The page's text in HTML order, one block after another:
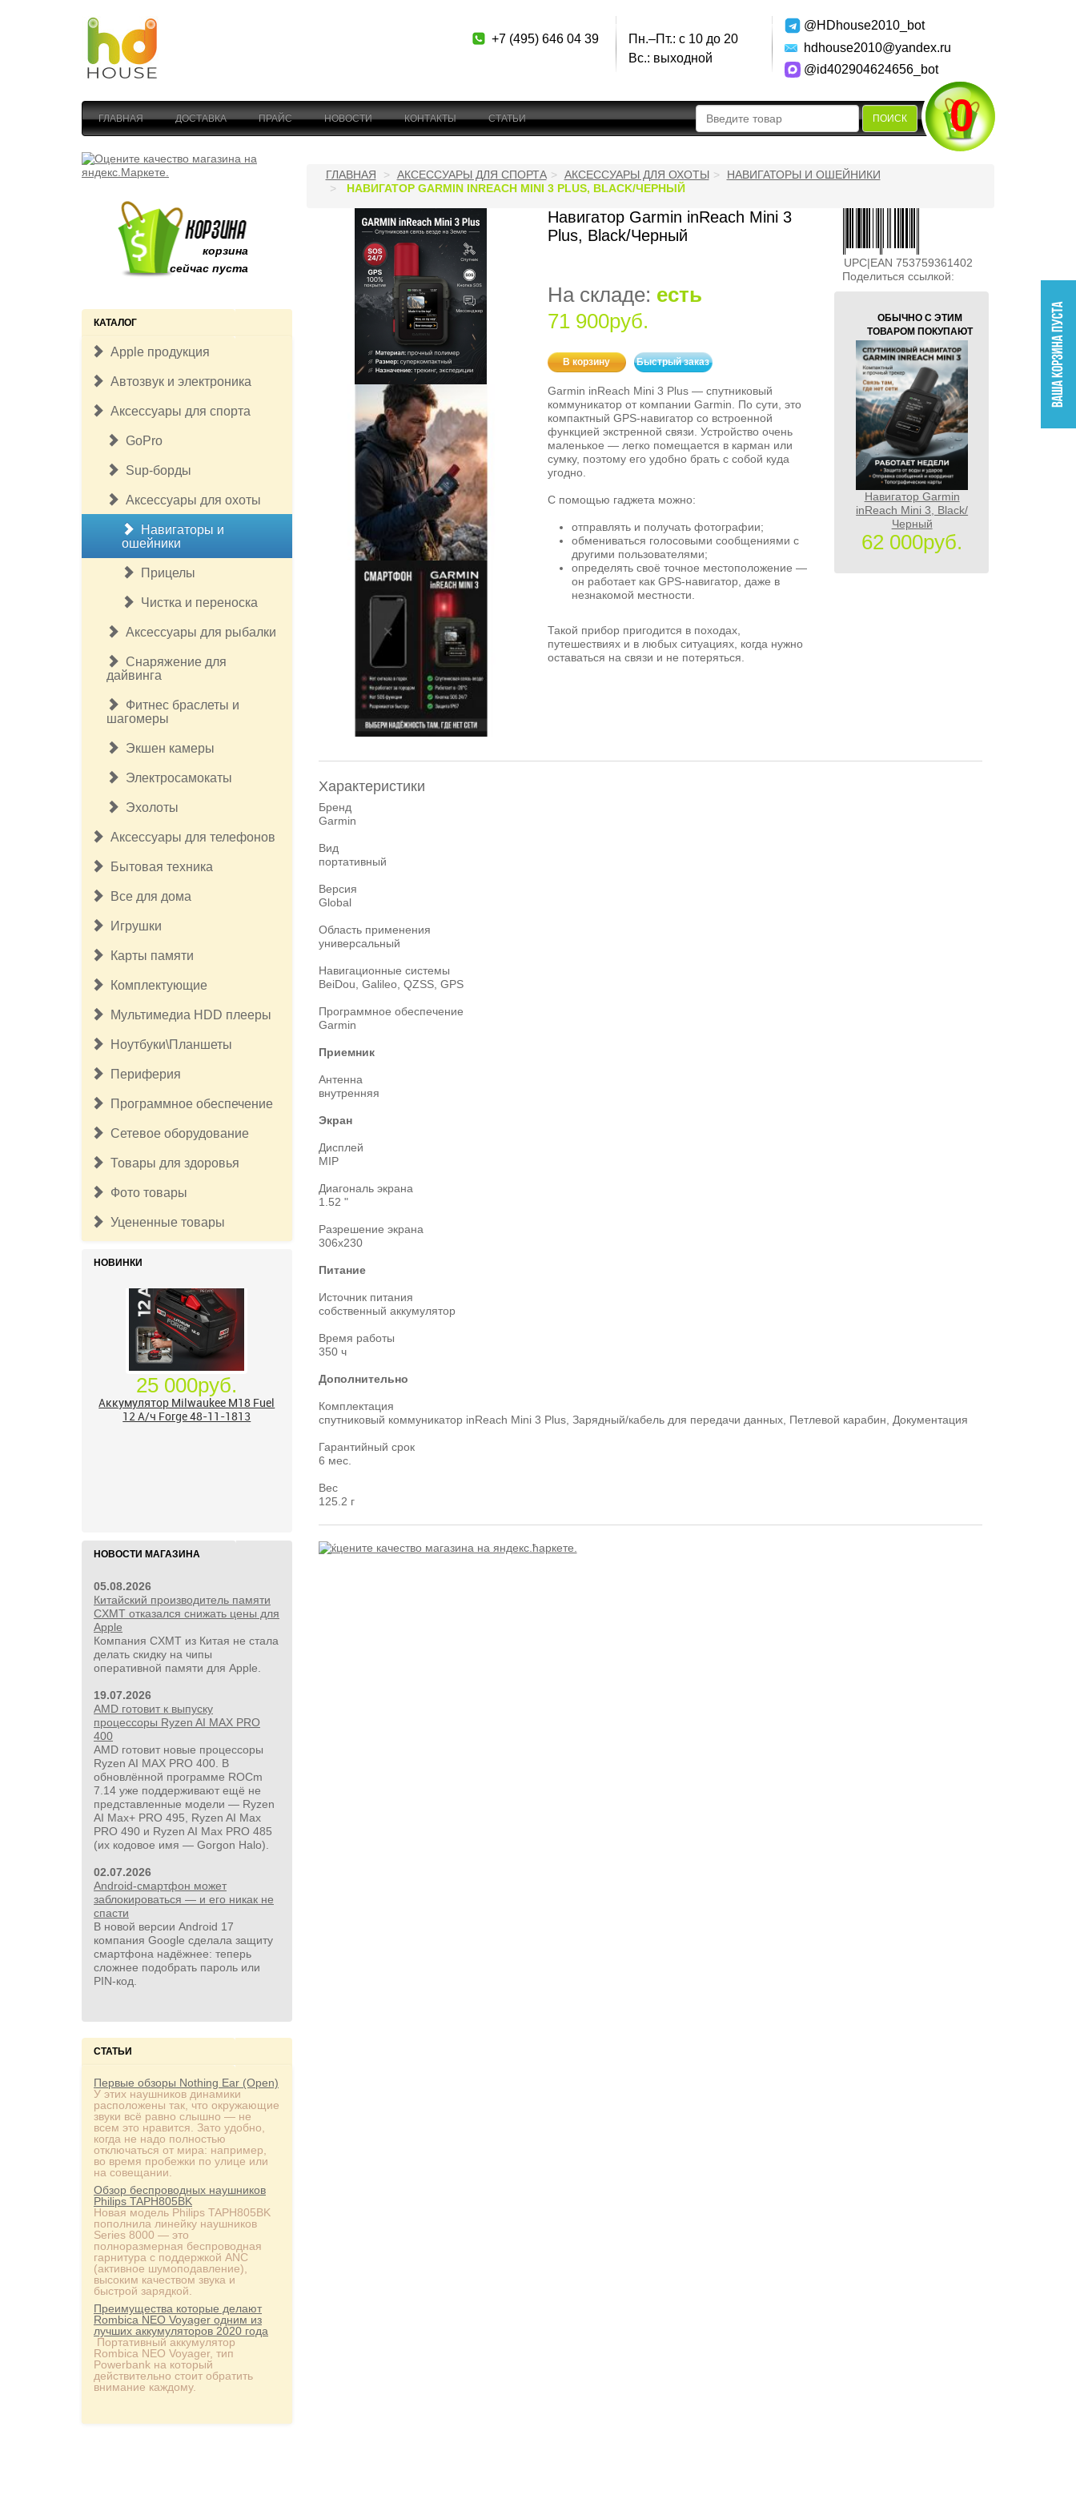
+7 (495) 646 04 39
Пн.–Пт.: с 10 до 20
Вс.: выходной
@HDhouse2010_bot
hdhouse2010@yandex.ru
@id402904624656_bot
ГЛАВНАЯ ДОСТАВКА ПРАЙС НОВОСТИ КОНТАКТЫ СТАТЬИ ПОИСК 0
корзина
сейчас пуста
КАТАЛОГ
Apple продукция
Автозвук и электроника
Аксессуары для спорта
GoPro
Sup-борды
Аксессуары для охоты
Навигаторы и
ошейники
Прицелы
Чистка и переноска
Аксессуары для рыбалки
Снаряжение для
дайвинга
Фитнес браслеты и
шагомеры
Экшен камеры
Электросамокаты
Эхолоты
Аксессуары для телефонов
Бытовая техника
Все для дома
Игрушки
Карты памяти
Комплектующие
Мультимедиа HDD плееры
Ноутбуки\Планшеты
Периферия
Программное обеспечение
Сетевое оборудование
Товары для здоровья
Фото товары
Уцененные товары
НОВИНКИ
НОВОСТИ МАГАЗИНА
05.08.2026
Китайский производитель памяти
CXMT отказался снижать цены для
Apple
Компания CXMT из Китая не стала
делать скидку на чипы
оперативной памяти для Apple.
19.07.2026
AMD готовит к выпуску
процессоры Ryzen AI MAX PRO
400
AMD готовит новые процессоры
Ryzen AI MAX PRO 400. В
обновлённой программе ROCm
7.14 уже поддерживают ещё не
представленные модели — Ryzen
AI Max+ PRO 495, Ryzen AI Max
PRO 490 и Ryzen AI Max PRO 485
(их кодовое имя — Gorgon Halo).
02.07.2026
Android-смартфон может
заблокироваться — и его никак не
спасти
В новой версии Android 17
компания Google сделала защиту
смартфона надёжнее: теперь
сложнее подобрать пароль или
PIN‑код.
СТАТЬИ
Первые обзоры Nothing Ear (Open)
У этих наушников динамики
расположены так, что окружающие
звуки всё равно слышно — не
всем это нравится. Зато удобно,
когда не надо полностью
отключаться от мира: например,
во время пробежки по улице или
на совещании.
Обзор беспроводных наушников
Philips TAPH805BK
Новая модель Philips TAPH805BK
пополнила линейку наушников
Series 8000 — это
полноразмерная беспроводная
гарнитура с поддержкой ANC
(активное шумоподавление),
высоким качеством звука и
быстрой зарядкой.
Преимущества которые делают
Rombica NEO Voyager одним из
лучших аккумуляторов 2020 года
Портативный аккумулятор
Rombica NEO Voyager, тип
Powerbank на который
действительно стоит обратить
внимание каждому.
ГЛАВНАЯ АКСЕССУАРЫ ДЛЯ СПОРТА АКСЕССУАРЫ ДЛЯ ОХОТЫ
НАВИГАТОРЫ И ОШЕЙНИКИ
НАВИГАТОР GARMIN INREACH MINI 3 PLUS, BLACK/ЧЕРНЫЙ
Навигатор Garmin inReach Mini 3
Plus, Black/Черный
На складе: есть
71 900руб.
В корзину Быстрый заказ
Garmin inReach Mini 3 Plus — спутниковый
коммуникатор от компании Garmin. По сути, это
компактный GPS‑навигатор со встроенной
функцией экстренной связи. Устройство очень
маленькое — легко помещается в карман или
сумку, поэтому его удобно брать с собой куда
угодно.
С помощью гаджета можно:
отправлять и получать фотографии;
обмениваться голосовыми сообщениями с
другими пользователями;
определять своё точное местоположение —
он работает как GPS‑навигатор, даже в
незнакомой местности.
Такой прибор пригодится в походах,
путешествиях и в любых ситуациях, когда нужно
оставаться на связи и не потеряться.
UPC|EAN 753759361402
Поделиться ссылкой:
ОБЫЧНО С ЭТИМ
ТОВАРОМ ПОКУПАЮТ
Навигатор Garmin
inReach Mini 3, Black/
Черный
62 000руб.
Характеристики
Бренд
Garmin
Вид
портативный
Версия
Global
Область применения
универсальный
Навигационные системы
BeiDou, Galileo, QZSS, GPS
Программное обеспечение
Garmin
Приемник
Антенна
внутренняя
Экран
Дисплей
MIP
Диагональ экрана
1.52 "
Разрешение экрана
306x230
Питание
Источник питания
собственный аккумулятор
Время работы
350 ч
Дополнительно
Комплектация
спутниковый коммуникатор inReach Mini 3 Plus, Зарядный/кабель для передачи данных, Петлевой карабин, Документация
Гарантийный срок
6 мес.
Вес
125.2 г